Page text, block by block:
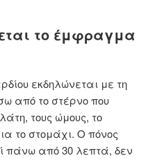
το έμφραγμα
εκδηλώνεται με τη
από το στέρνο που
τους ώμους, το
το στομάχι. Ο πόνος
πάνω από 30 λεπτά, δεν